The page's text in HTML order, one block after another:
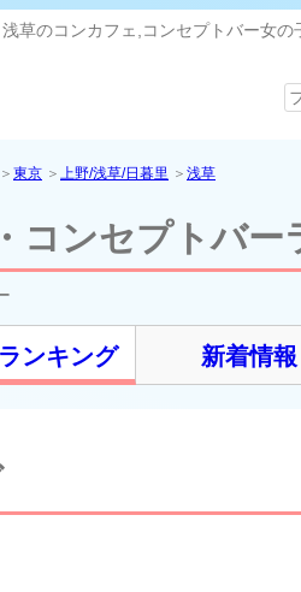
浅草のコンカフェ,コンセプトバー女の
＞ 東京 ＞ 上野/浅草/日暮里 ＞ 浅草
コンセプトバー
ンキング 新着情報